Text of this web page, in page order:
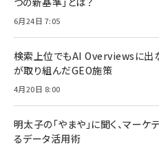
6月24日 7:05
検索上位でもAI Overviewsに出
が取り組んだGEO施策
4月20日 8:00
明太子の「やまや」に聞く、マー
るデータ活用術